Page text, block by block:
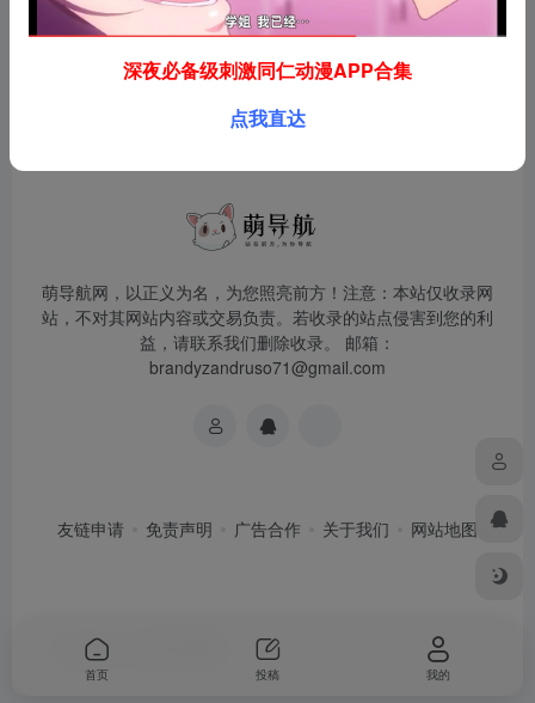
萌导航网，以正义为名，为您照亮前方！注意：本站仅收录网
站，不对其网站内容或交易负责。若收录的站点侵害到您的利
益，请联系我们删除收录。 邮箱：
brandyzandruso71@gmail.com
友链申请 免责声明 广告合作 关于我们 网站地图
Copyright © 2026
深夜必备级刺激同仁动漫APP合集
点我直达
首页 投稿 我的